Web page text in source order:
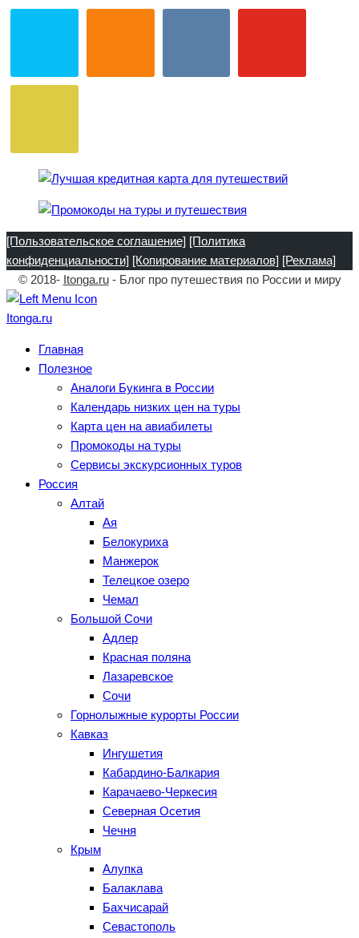
[Пользовательское соглашение] [Политика
конфиденциальности] [Копирование материалов] [Реклама]
© 2018- Itonga.ru- Блог про путешествия по России и миру
Itonga.ru
Главная
Полезное
Аналоги Букинга в России
Календарь низких цен на туры
Карта цен на авиабилеты
Промокоды на туры
Сервисы экскурсионных туров
Россия
Алтай
Ая
Белокуриха
Манжерок
Телецкое озеро
Чемал
Большой Сочи
Адлер
Красная поляна
Лазаревское
Сочи
Горнолыжные курорты России
Кавказ
Ингушетия
Кабардино-Балкария
Карачаево-Черкесия
Северная Осетия
Чечня
Крым
Алупка
Балаклава
Бахчисарай
Севастополь